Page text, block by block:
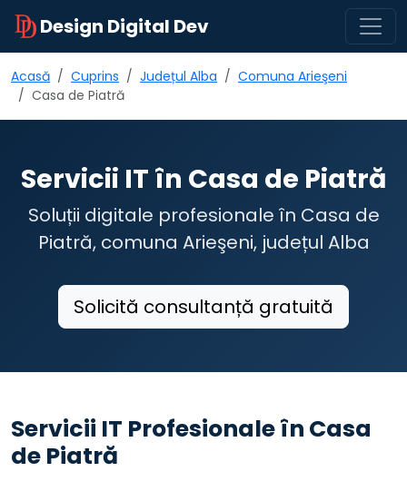
Design Digital Dev
Acasă Cuprins Județul Alba
Comuna Arieşeni
Casa de Piatră
Servicii IT în Casa de Piatră
Soluții digitale profesionale în Casa de
Piatră, comuna Arieşeni, județul Alba
Solicită consultanță gratuită
Servicii IT Profesionale în Casa
de Piatră